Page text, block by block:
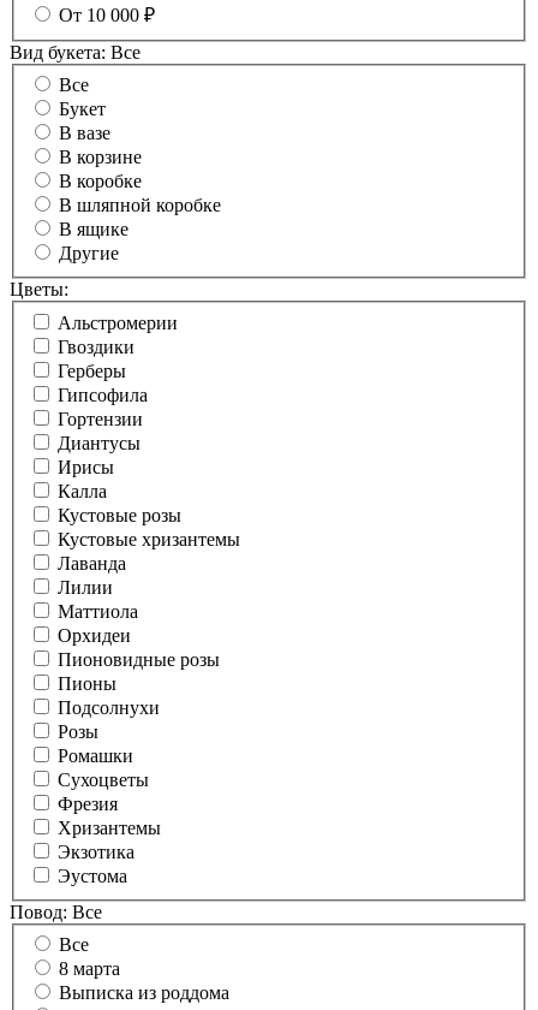
От 10 000 ₽
Вид букета: Все
Все
Букет
В вазе
В корзине
В коробке
В шляпной коробке
В ящике
Другие
Цветы:
Альстромерии
Гвоздики
Герберы
Гипсофила
Гортензии
Диантусы
Ирисы
Калла
Кустовые розы
Кустовые хризантемы
Лаванда
Лилии
Маттиола
Орхидеи
Пионовидные розы
Пионы
Подсолнухи
Розы
Ромашки
Сухоцветы
Фрезия
Хризантемы
Экзотика
Эустома
Повод: Все
Все
8 марта
Выписка из роддома